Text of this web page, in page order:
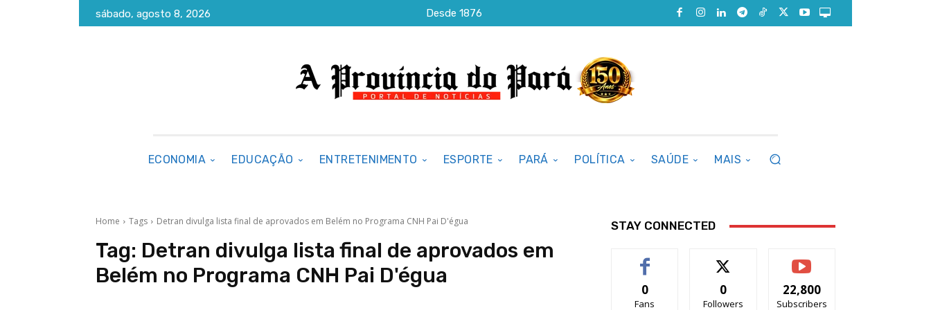
sábado, agosto 8, 2026 Desde 1876
ECONOMIA EDUCAÇÃO ENTRETENIMENTO ESPORTE PARÁ POLÍTICA SAÚDE MAIS
Home Tags Detran divulga lista final de aprovados em Belém no Programa CNH Pai D'égua
Tag: Detran divulga lista final de aprovados em
Belém no Programa CNH Pai D'égua
STAY CONNECTED
0
Fans
0
Followers
22,800
Subscribers